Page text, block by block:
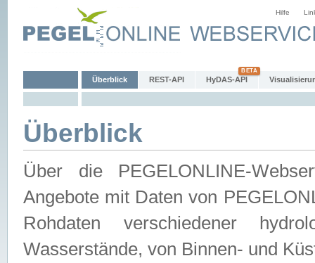
Hilfe
Überblick REST-API HyDAS-API
Überblick
Über die PEGELONLINE-
Angebote mit Daten von
Rohdaten verschiedener
Wasserstände, von Binnen- und